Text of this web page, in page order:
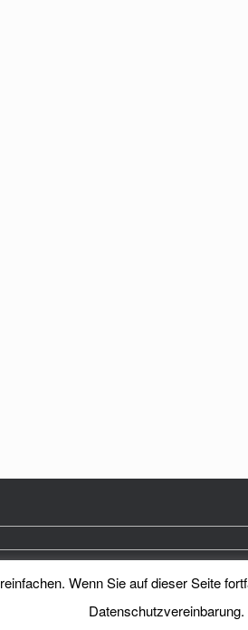
Heimatkreis Reichenberg Stadt und
Wenn Sie auf dieser Seite
Datenschutzvereinbarung.